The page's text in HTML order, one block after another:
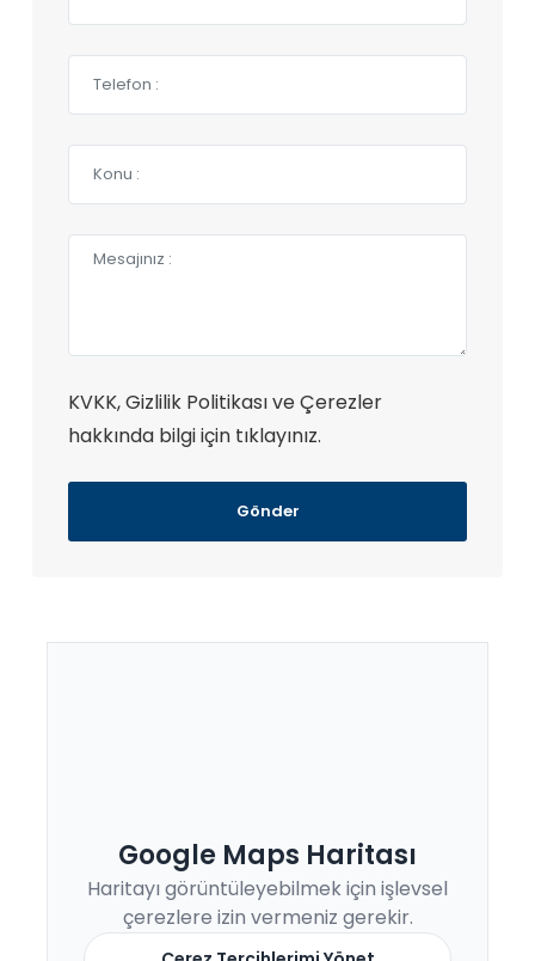
KVKK, Gizlilik Politikası ve Çerezler
hakkında bilgi için tıklayınız.
Gönder
Google Maps Haritası
Haritayı görüntüleyebilmek için işlevsel
çerezlere izin vermeniz gerekir.